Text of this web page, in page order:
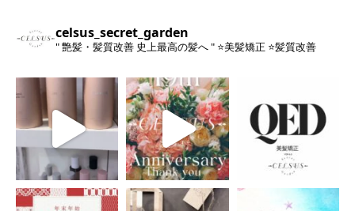
celsus_secret_garden
" 艶髪・髪質改善 史上最高の髪へ " ⭐️美髪矯正 ⭐️髪質改善